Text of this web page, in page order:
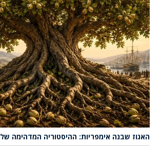
האגוז שבנה אימפריות: ההיסטוריה המדהימה